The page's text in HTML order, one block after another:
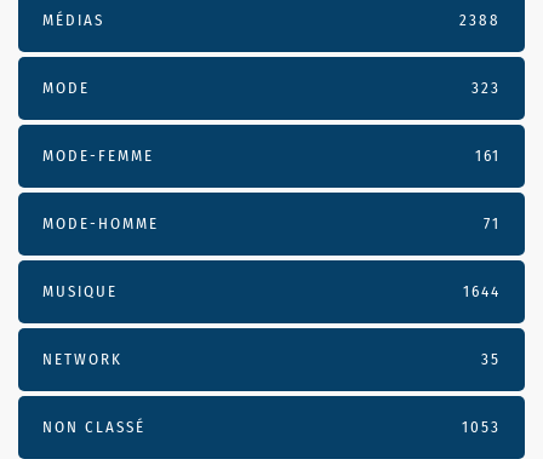
MÉDIAS 2388
MODE 323
MODE-FEMME 161
MODE-HOMME 71
MUSIQUE 1644
NETWORK 35
NON CLASSÉ 1053